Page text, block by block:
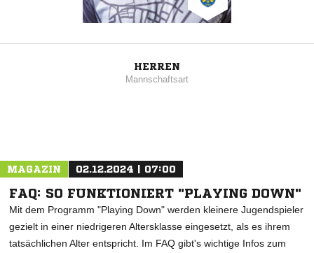
HERREN
Mannschaftsart
MAGAZIN 02.12.2024 | 07:00
FAQ: SO FUNKTIONIERT "PLAYING DOWN"
Mit dem Programm "Playing Down" werden kleinere Jugendspieler
gezielt in einer niedrigeren Altersklasse eingesetzt, als es ihrem
tatsächlichen Alter entspricht. Im FAQ gibt's wichtige Infos zum